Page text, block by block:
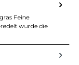
Feine
wurde die